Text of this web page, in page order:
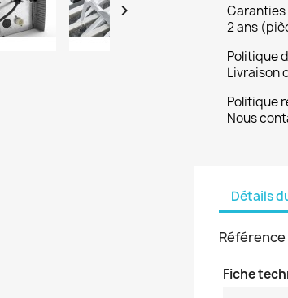

Garanties
2 ans
Politique
Livraison
Politique
Nous
Détails
Référence
Fiche